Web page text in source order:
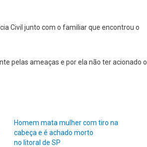
Civil junto com o familiar que encontrou o
pelas ameaças e por ela não ter acionado
Homem mata mulher com tiro na
cabeça e é achado morto
no litoral de SP